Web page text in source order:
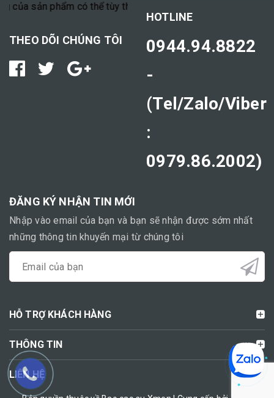
sản phẩm có thể tùy thuộc vào cơ địa mỗi người."
THEO DÕI CHÚNG TÔI
HOTLINE
0944.94.8822
-
(Tel/Zalo/Viber
:
0979.86.2002)
ĐĂNG KÝ NHẬN TIN MỚI
Nhập vào email của bạn và bạn sẽ nhận được sớm nhất
những thông tin khuyến mại từ chúng tôi
HỖ TRỢ KHÁCH HÀNG
THÔNG TIN
LIÊN HỆ